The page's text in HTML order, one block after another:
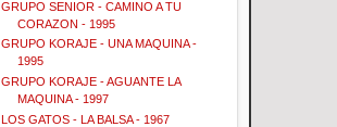
GRUPO SENIOR - CAMINO A TU
CORAZON - 1995
GRUPO KORAJE - UNA MAQUINA -
1995
GRUPO KORAJE - AGUANTE LA
MAQUINA - 1997
LOS GATOS - LA BALSA - 1967